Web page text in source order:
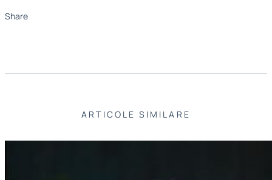
Share
ARTICOLE SIMILARE